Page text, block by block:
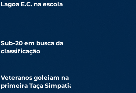
Lagoa E.C. na escola
Sub-20 em busca da
classificação
Veteranos goleiam na
primeira Taça Simpatia